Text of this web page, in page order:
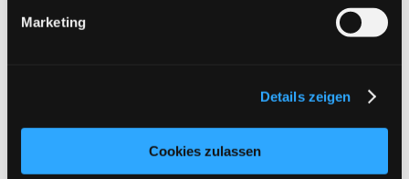
Marketing
Details zeigen
Cookies zulassen
wie gestalteten sie ihr Leben in München und der
Region? Welche Orte in München zeugen von dieser
die nach der russischen Invasion im Jahr 2022 nach
Ort: Gemeindesaal der Lutherkirche,
Martin-Luther-Str.4